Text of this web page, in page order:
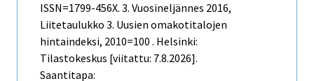
ISSN=1799-456X. 3. Vuosineljännes 2016,
Liitetaulukko 3. Uusien omakotitalojen
hintaindeksi, 2010=100 . Helsinki:
Tilastokeskus [viitattu: 7.8.2026].
Saantitapa: